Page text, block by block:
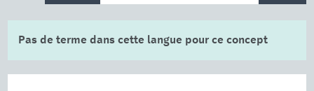
recherche
Pas de terme dans cette langue pour ce concept